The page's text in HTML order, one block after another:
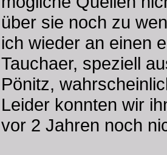
über sie noch zu
ich wieder an einen
Tauchaer, speziell
Pönitz,
Leider konnten wir
vor 2 Jahren noch